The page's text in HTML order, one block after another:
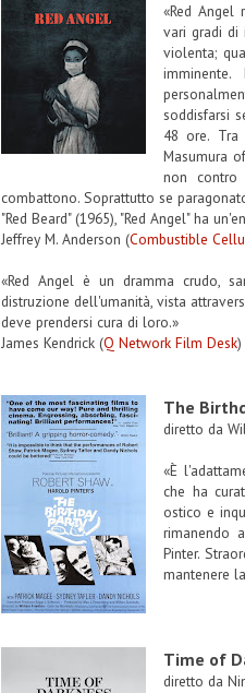
«Red Angel
vari gradi di
violenta;
soddisfarsi
48 ore. Tra
Masumura
non
combattono. Soprattutto se
"Red Beard" (1965), "Red Angel" ha
Jeffrey M. Anderson (Combustible
«Red Angel è un dramma crudo,
distruzione dell'umanità, vista
deve prendersi cura di loro.»
James Kendrick (Q Network Film Desk)
The
diretto da
«È
che ha
ostico e
rimanendo
Pinter.
mantenere
Time of
diretto da